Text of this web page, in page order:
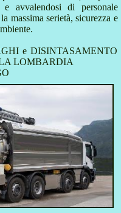
avvalendosi di personale
massima serietà, sicurezza e
e DISINTASAMENTO
LA LOMBARDIA